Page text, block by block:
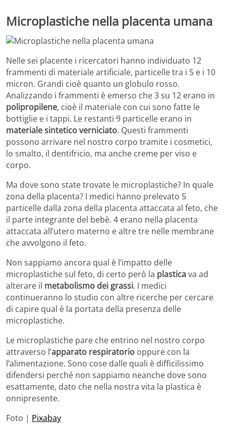
Microplastiche nella placenta umana
Nelle sei placente i ricercatori hanno individuato 12
frammenti di materiale artificiale, particelle tra i 5 e i 10
micron. Grandi cioè quanto un globulo rosso.
Analizzando i frammenti è emerso che 3 su 12 erano in
polipropilene, cioè il materiale con cui sono fatte le
bottiglie e i tappi. Le restanti 9 particelle erano in
materiale sintetico verniciato. Questi frammenti
possono arrivare nel nostro corpo tramite i cosmetici,
lo smalto, il dentifricio, ma anche creme per viso e
corpo.
Ma dove sono state trovate le microplastiche? In quale
zona della placenta? I medici hanno prelevato 5
particelle dalla zona della placenta attaccata al feto, che
il parte integrante del bebè. 4 erano nella placenta
attaccata all’utero materno e altre tre nelle membrane
che avvolgono il feto.
Non sappiamo ancora qual è l’impatto delle
microplastiche sul feto, di certo però la plasticava ad
alterare il metabolismo dei grassi. I medici
continueranno lo studio con altre ricerche per cercare
di capire qual è la portata della presenza delle
microplastiche.
Le microplastiche pare che entrino nel nostro corpo
attraverso l’apparato respiratorio oppure con la
l’alimentazione. Sono cose dalle quali è difficilissimo
difendersi perché non sappiamo neanche dove sono
esattamente, dato che nella nostra vita la plastica è
onnipresente.
Foto | Pixabay